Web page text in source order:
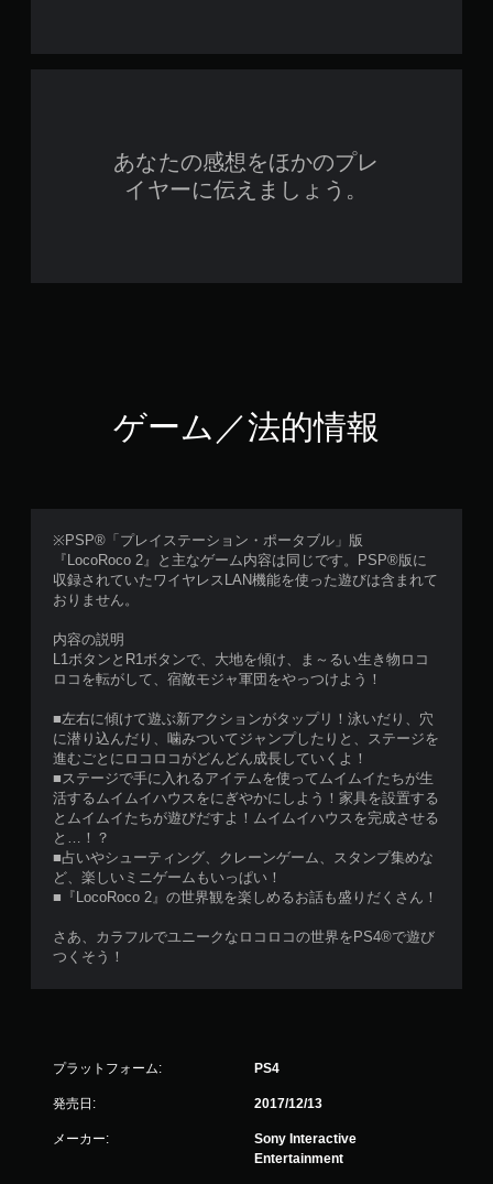
あなたの感想をほかのプレ
イヤーに伝えましょう。
ゲーム／法的情報
※PSP®「プレイステーション・ポータブル」版
『LocoRoco 2』と主なゲーム内容は同じです。PSP®版に
収録されていたワイヤレスLAN機能を使った遊びは含まれて
おりません。
内容の説明
L1ボタンとR1ボタンで、大地を傾け、ま～るい生き物ロコ
ロコを転がして、宿敵モジャ軍団をやっつけよう！
■左右に傾けて遊ぶ新アクションがタップリ！泳いだり、穴
に潜り込んだり、噛みついてジャンプしたりと、ステージを
進むごとにロコロコがどんどん成長していくよ！
■ステージで手に入れるアイテムを使ってムイムイたちが生
活するムイムイハウスをにぎやかにしよう！家具を設置する
とムイムイたちが遊びだすよ！ムイムイハウスを完成させる
と…！？
■占いやシューティング、クレーンゲーム、スタンプ集めな
ど、楽しいミニゲームもいっぱい！
■『LocoRoco 2』の世界観を楽しめるお話も盛りだくさん！
さあ、カラフルでユニークなロコロコの世界をPS4®で遊び
つくそう！
プラットフォーム: PS4
発売日: 2017/12/13
メーカー:
Sony Interactive
Entertainment